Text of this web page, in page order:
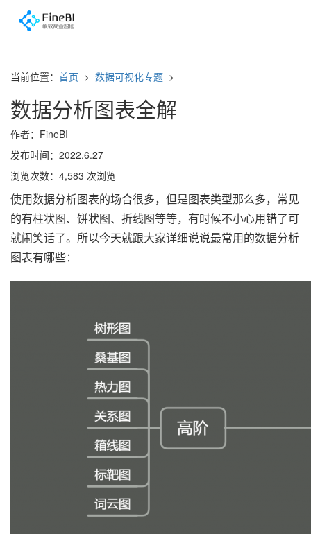
当前位置： 首页 > 数据可视化专题 >
数据分析图表全解
作者：FineBI
发布时间：2022.6.27
浏览次数：4,583 次浏览
使用数据分析图表的场合很多，但是图表类型那么多，常见
的有柱状图、饼状图、折线图等等，有时候不小心用错了可
就闹笑话了。所以今天就跟大家详细说说最常用的数据分析
图表有哪些：